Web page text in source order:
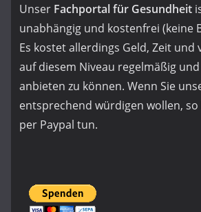
Unser Fachportal für Gesundheit
unabhängig und kostenfrei (keine
Es kostet allerdings Geld, Zeit und
auf diesem Niveau regelmäßig
anbieten zu können. Wenn Sie
entsprechend würdigen wollen, so
per Paypal tun.